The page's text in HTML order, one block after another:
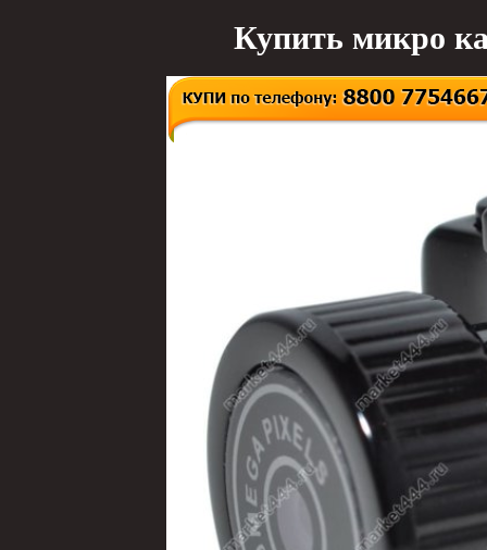
Купить микро